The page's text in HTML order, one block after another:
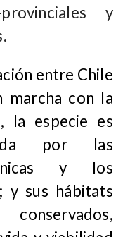
provinciales y
entre Chile
marcha con la
la especie es
por las
y los
y sus hábitats